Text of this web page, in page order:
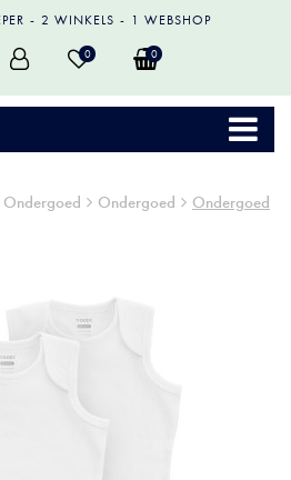
2 WINKELS 1 WEBSHOP
0 0
Ondergoed Ondergoed Ondergoed